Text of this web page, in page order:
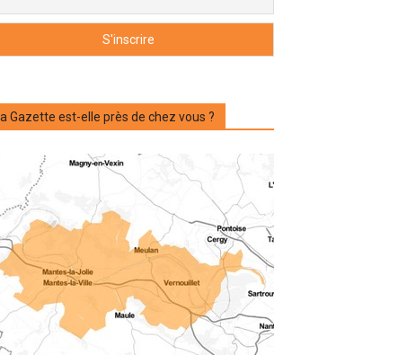
Gazette est-elle près de chez vous ?